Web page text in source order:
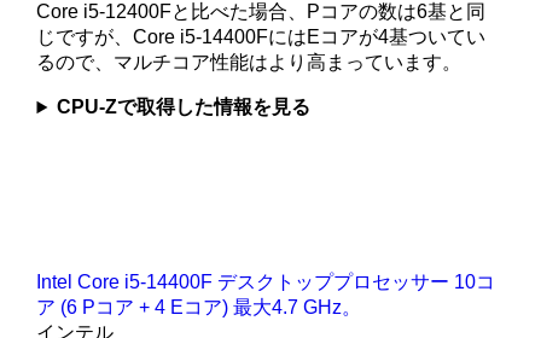
Core i5-12400Fと比べた場合、Pコアの数は6基と同
じですが、Core i5-14400FにはEコアが4基ついてい
るので、マルチコア性能はより高まっています。
CPU-Zで取得した情報を見る
Intel Core i5-14400F デスクトッププロセッサー 10コ
ア (6 Pコア + 4 Eコア) 最大4.7 GHz。
インテル